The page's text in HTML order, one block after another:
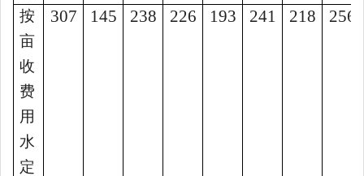
按
亩
收
费
用
水
定
307 145 238 226 193 241 218 256